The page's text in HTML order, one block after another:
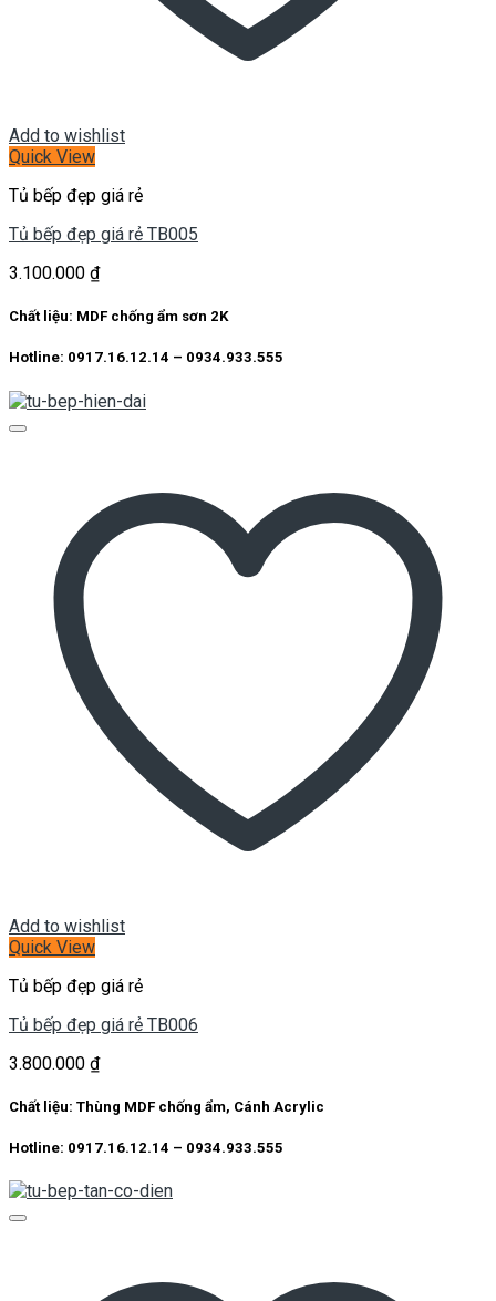
Add to wishlist
Quick View
Tủ bếp đẹp giá rẻ
Tủ bếp đẹp giá rẻ TB005
3.100.000 ₫
Chất liệu: MDF chống ẩm sơn 2K
Hotline: 0917.16.12.14 – 0934.933.555
Add to wishlist
Quick View
Tủ bếp đẹp giá rẻ
Tủ bếp đẹp giá rẻ TB006
3.800.000 ₫
Chất liệu: Thùng MDF chống ẩm, Cánh Acrylic
Hotline: 0917.16.12.14 – 0934.933.555